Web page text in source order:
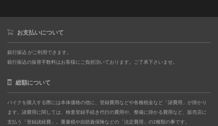
お支払いについて
銀行振込 がご利用できます。
銀行振込の振替手数料はお客様にご負担頂いております。ご了承下さいませ。
総額について
バイクを購入する際には本体価格の他に、登録費用などや各種税金など「諸費用」が掛かり
ます。諸費用に関しては、検査登録手続き代行の費用や、整備に掛かる費用など、販売店に
支払う「登録諸経費」。重量税や自賠責保険などの「法定費用」の2種類の事です。